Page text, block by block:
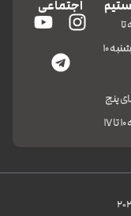
چهارشنبه 10
پنج
اجتماعی